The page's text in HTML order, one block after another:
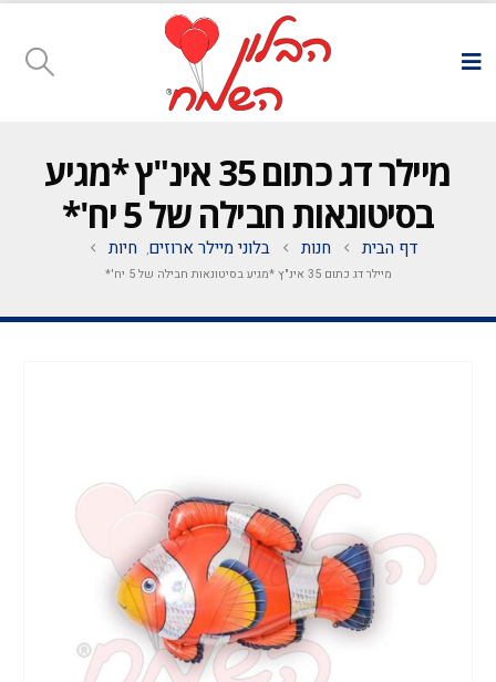
מיילר דג כתום 35 אינ"ץ *מגיע
בסיטונאות חבילה של 5 יח'*
דף הבית חנות בלוני מיילר ארוזים, חיות
מיילר דג כתום 35 אינ"ץ *מגיע בסיטונאות חבילה של 5 יח'*